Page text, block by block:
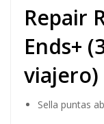
Repair
Ends+
viajero)
Sella puntas